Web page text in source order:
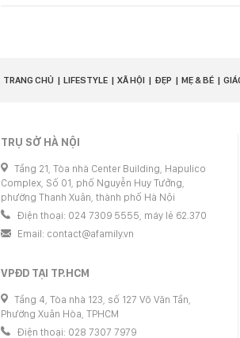
TRANG CHỦ LIFESTYLE XÃ HỘI ĐẸP MẸ & BÉ
TRỤ SỞ HÀ NỘI
Tầng 21, Tòa nhà Center Building, Hapulico
Complex, Số 01, phố Nguyễn Huy Tưởng,
phường Thanh Xuân, thành phố Hà Nội
Điện thoại: 024 7309 5555, máy lẻ 62.370
Email: contact@afamily.vn
VPĐD TẠI TP.HCM
Tầng 4, Tòa nhà 123, số 127 Võ Văn Tần,
Phường Xuân Hòa, TPHCM
Điện thoại: 028 7307 7979